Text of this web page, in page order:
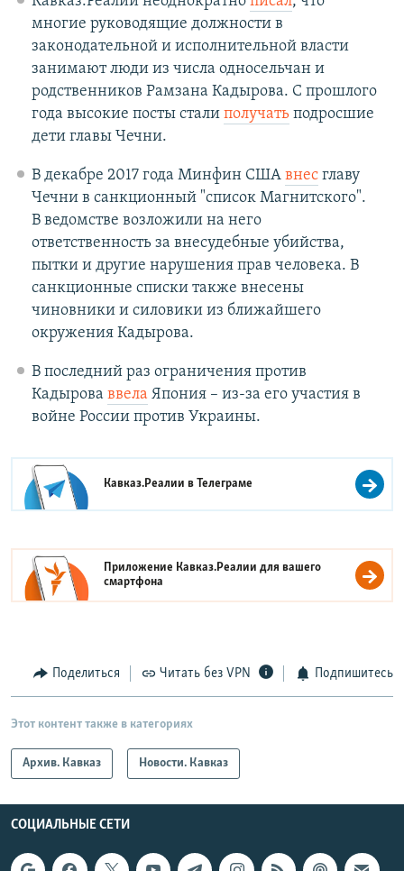
многие руководящие должности в
законодательной и исполнительной власти
занимают люди из числа односельчан и
родственников Рамзана Кадырова. С прошлого
года высокие посты стали получатьподросшие
дети главы Чечни.
В декабре 2017 года Минфин США внесглаву
Чечни в санкционный "список Магнитского".
В ведомстве возложили на него
ответственность за внесудебные убийства,
пытки и другие нарушения прав человека. В
санкционные списки также внесены
чиновники и силовики из ближайшего
окружения Кадырова.
В последний раз ограничения против
Кадырова ввела Япония – из-за его участия в
войне России против Украины.
Кавказ.Реалии вТелеграме
Приложение Кавказ.Реалии для вашего
смартфона
Поделиться Читать без VPN Подпишитесь
Этот контент также в категориях
Архив. Кавказ Новости. Кавказ
СОЦИАЛЬНЫЕ СЕТИ